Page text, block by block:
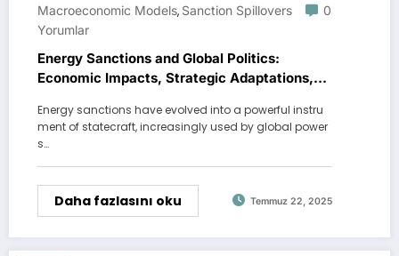
Macroeconomic Models, Sanction Spillovers
0
Yorumlar
Energy Sanctions and Global Politics:
Economic Impacts, Strategic Adaptations,
Energy sanctions have evolved into a powerful instru
ment of statecraft, increasingly used by global power
s…
Daha fazlasını oku Temmuz 22, 2025